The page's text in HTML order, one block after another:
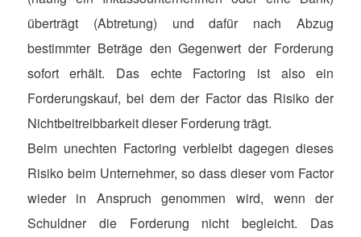
überträgt (Abtretung) und dafür nach Abzug
bestimmter Beträge den Gegenwert der Forderung
sofort erhält. Das echte Factoring ist also ein
Forderungskauf, bei dem der Factor das Risiko der
Nichtbeitreibbarkeit dieser Forderung trägt.
Beim unechten Factoring verbleibt dagegen dieses
Risiko beim Unternehmer, so dass dieser vom Factor
wieder in Anspruch genommen wird, wenn der
Schuldner die Forderung nicht begleicht. Das